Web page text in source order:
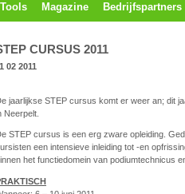
Tools Magazine Bedrijfspartners
CURSUS 2011
02 2011
jaarlijkse STEP cursus komt er weer an; dit
Neerpelt.
STEP cursus is een erg zware opleiding.
een intensieve inleiding tot -en
het functiedomein van podiumtechnicus